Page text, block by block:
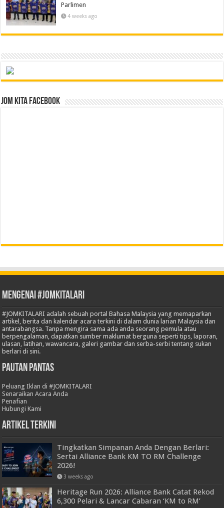
Parlimen
4 weeks ago
Jom Kita Facebook
Mengenai #JOMKITALARI
#JOMKITALARI adalah sebuah portal Bahasa Malaysia yang memaparkan
artikel, berita dan kalendar acara terkini di dalam dunia larian Malaysia dan
antarabangsa. Tanpa mengira sama ada anda seorang pemula atau
berpengalaman, dapatkan sumber maklumat berguna seperti tips, laporan,
ulasan, latihan, wawancara, galeri gambar dan serba-serbi tentang sukan
berlari di sini.
Pautan Pantas
Peluang Iklan di #JOMKITALARI
Senaraikan Acara Anda
Penafian
Hubungi Kami
Artikel Terkini
Tingkatkan Simpanan Anda Dengan Berlari:
Sertai Alliance Bank KM TO RM Challenge
2026!
3 weeks ago
Heritage Run 2026: Alliance Bank Catat Rekod
6,300 Pelari & Lancar Cabaran ‘KM to RM’